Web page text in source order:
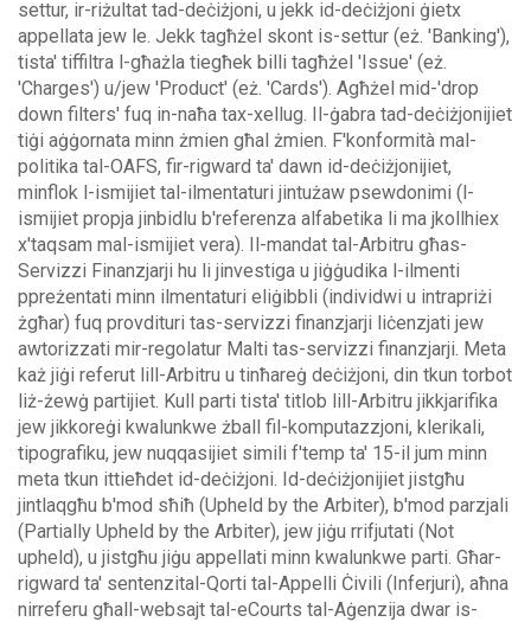
settur, ir-riżultat tad-deċiżjoni, u jekk id-deċiżjoni ġietx
appellata jew le. Jekk tagħżel skont is-settur (eż. 'Banking'),
tista' tiffiltra l-għażla tiegħek billi tagħżel 'Issue' (eż.
'Charges') u/jew 'Product' (eż. 'Cards'). Agħżel mid-'drop
down filters' fuq in-naħa tax-xellug. Il-ġabra tad-deċiżjonijiet
tiġi aġġornata minn żmien għal żmien. F'konformità mal-
politika tal-OAFS, fir-rigward ta' dawn id-deċiżjonijiet,
minflok l-ismijiet tal-ilmentaturi jintużaw psewdonimi (l-
ismijiet propja jinbidlu b'referenza alfabetika li ma jkollhiex
x'taqsam mal-ismijiet vera). Il-mandat tal-Arbitru għas-
Servizzi Finanzjarji hu li jinvestiga u jiġġudika l-ilmenti
ppreżentati minn ilmentaturi eliġibbli (individwi u intrapriżi
żgħar) fuq provdituri tas-servizzi finanzjarji liċenzjati jew
awtorizzati mir-regolatur Malti tas-servizzi finanzjarji. Meta
każ jiġi referut lill-Arbitru u tinħareġ deċiżjoni, din tkun torbot
liż-żewġ partijiet. Kull parti tista' titlob lill-Arbitru jikkjarifika
jew jikkoreġi kwalunkwe żball fil-komputazzjoni, klerikali,
tipografiku, jew nuqqasijiet simili f'temp ta' 15-il jum minn
meta tkun ittieħdet id-deċiżjoni. Id-deċiżjonijiet jistgħu
jintlaqgħu b'mod sħiħ (Upheld by the Arbiter), b'mod parzjali
(Partially Upheld by the Arbiter), jew jiġu rrifjutati (Not
upheld), u jistgħu jiġu appellati minn kwalunkwe parti. Għar-
rigward ta' sentenzital-Qorti tal-Appelli Ċivili (Inferjuri), aħna
nirreferu għall-websajt tal-eCourts tal-Aġenzija dwar is-